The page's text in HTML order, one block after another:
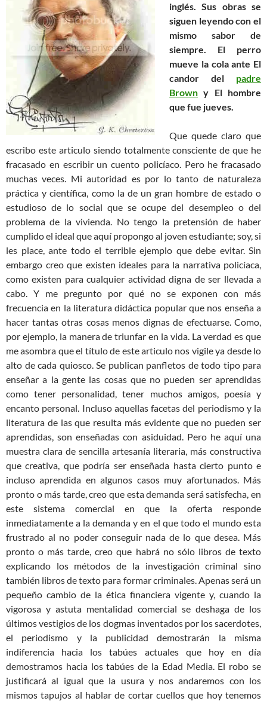
inglés. Sus obras se
siguen leyendo con el
mismo sabor de
siempre. El perro
mueve la cola ante El
candor del padre
Brown y El hombre
que fue jueves.
Que quede claro que
escribo este articulo siendo totalmente consciente de que he
fracasado en escribir un cuento policíaco. Pero he fracasado
muchas veces. Mi autoridad es por lo tanto de naturaleza
práctica y científica, como la de un gran hombre de estado o
estudioso de lo social que se ocupe del desempleo o del
problema de la vivienda. No tengo la pretensión de haber
cumplido el ideal que aquí propongo al joven estudiante; soy, si
les place, ante todo el terrible ejemplo que debe evitar. Sin
embargo creo que existen ideales para la narrativa policíaca,
como existen para cualquier actividad digna de ser llevada a
cabo. Y me pregunto por qué no se exponen con más
frecuencia en la literatura didáctica popular que nos enseña a
hacer tantas otras cosas menos dignas de efectuarse. Como,
por ejemplo, la manera de triunfar en la vida. La verdad es que
me asombra que el título de este articulo nos vigile ya desde lo
alto de cada quiosco. Se publican panfletos de todo tipo para
enseñar a la gente las cosas que no pueden ser aprendidas
como tener personalidad, tener muchos amigos, poesía y
encanto personal. Incluso aquellas facetas del periodismo y la
literatura de las que resulta más evidente que no pueden ser
aprendidas, son enseñadas con asiduidad. Pero he aquí una
muestra clara de sencilla artesanía literaria, más constructiva
que creativa, que podría ser enseñada hasta cierto punto e
incluso aprendida en algunos casos muy afortunados. Más
pronto o más tarde, creo que esta demanda será satisfecha, en
este sistema comercial en que la oferta responde
inmediatamente a la demanda y en el que todo el mundo esta
frustrado al no poder conseguir nada de lo que desea. Más
pronto o más tarde, creo que habrá no sólo libros de texto
explicando los métodos de la investigación criminal sino
también libros de texto para formar criminales. Apenas será un
pequeño cambio de la ética financiera vigente y, cuando la
vigorosa y astuta mentalidad comercial se deshaga de los
últimos vestigios de los dogmas inventados por los sacerdotes,
el periodismo y la publicidad demostrarán la misma
indiferencia hacia los tabúes actuales que hoy en día
demostramos hacia los tabúes de la Edad Media. El robo se
justificará al igual que la usura y nos andaremos con los
mismos tapujos al hablar de cortar cuellos que hoy tenemos